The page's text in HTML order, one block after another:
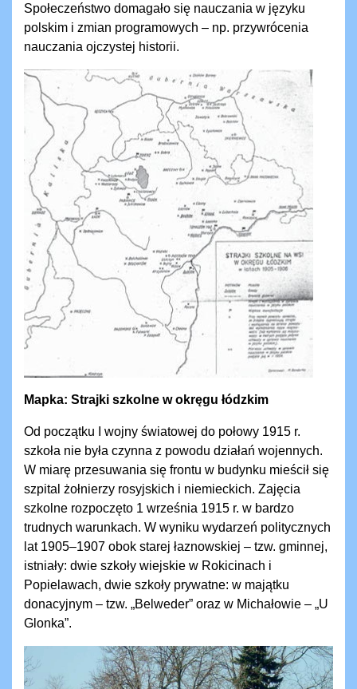
Społeczeństwo domagało się nauczania w języku
polskim i zmian programowych – np. przywrócenia
nauczania ojczystej historii.
Mapka: Strajki szkolne w okręgu łódzkim
Od początku I wojny światowej do połowy 1915 r.
szkoła nie była czynna z powodu działań wojennych.
W miarę przesuwania się frontu w budynku mieścił się
szpital żołnierzy rosyjskich i niemieckich. Zajęcia
szkolne rozpoczęto 1 września 1915 r. w bardzo
trudnych warunkach. W wyniku wydarzeń politycznych
lat 1905–1907 obok starej łaznowskiej – tzw. gminnej,
istniały: dwie szkoły wiejskie w Rokicinach i
Popielawach, dwie szkoły prywatne: w majątku
donacyjnym – tzw. „Belweder” oraz w Michałowie – „U
Glonka”.